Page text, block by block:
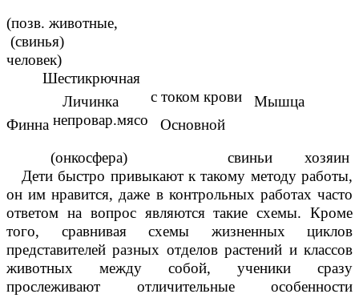
(позв. животные,
(свинья)
человек)
Шестикрючная
Личинка
с током крови Мышца
Финна непровар.мясо Основной
(онкосфера) свиньи хозяин
Дети быстро привыкают к такому методу работы,
он им нравится, даже в контрольных работах часто
ответом на вопрос являются такие схемы. Кроме
того, сравнивая схемы жизненных циклов
представителей разных отделов растений и классов
животных между собой, ученики сразу
прослеживают отличительные особенности